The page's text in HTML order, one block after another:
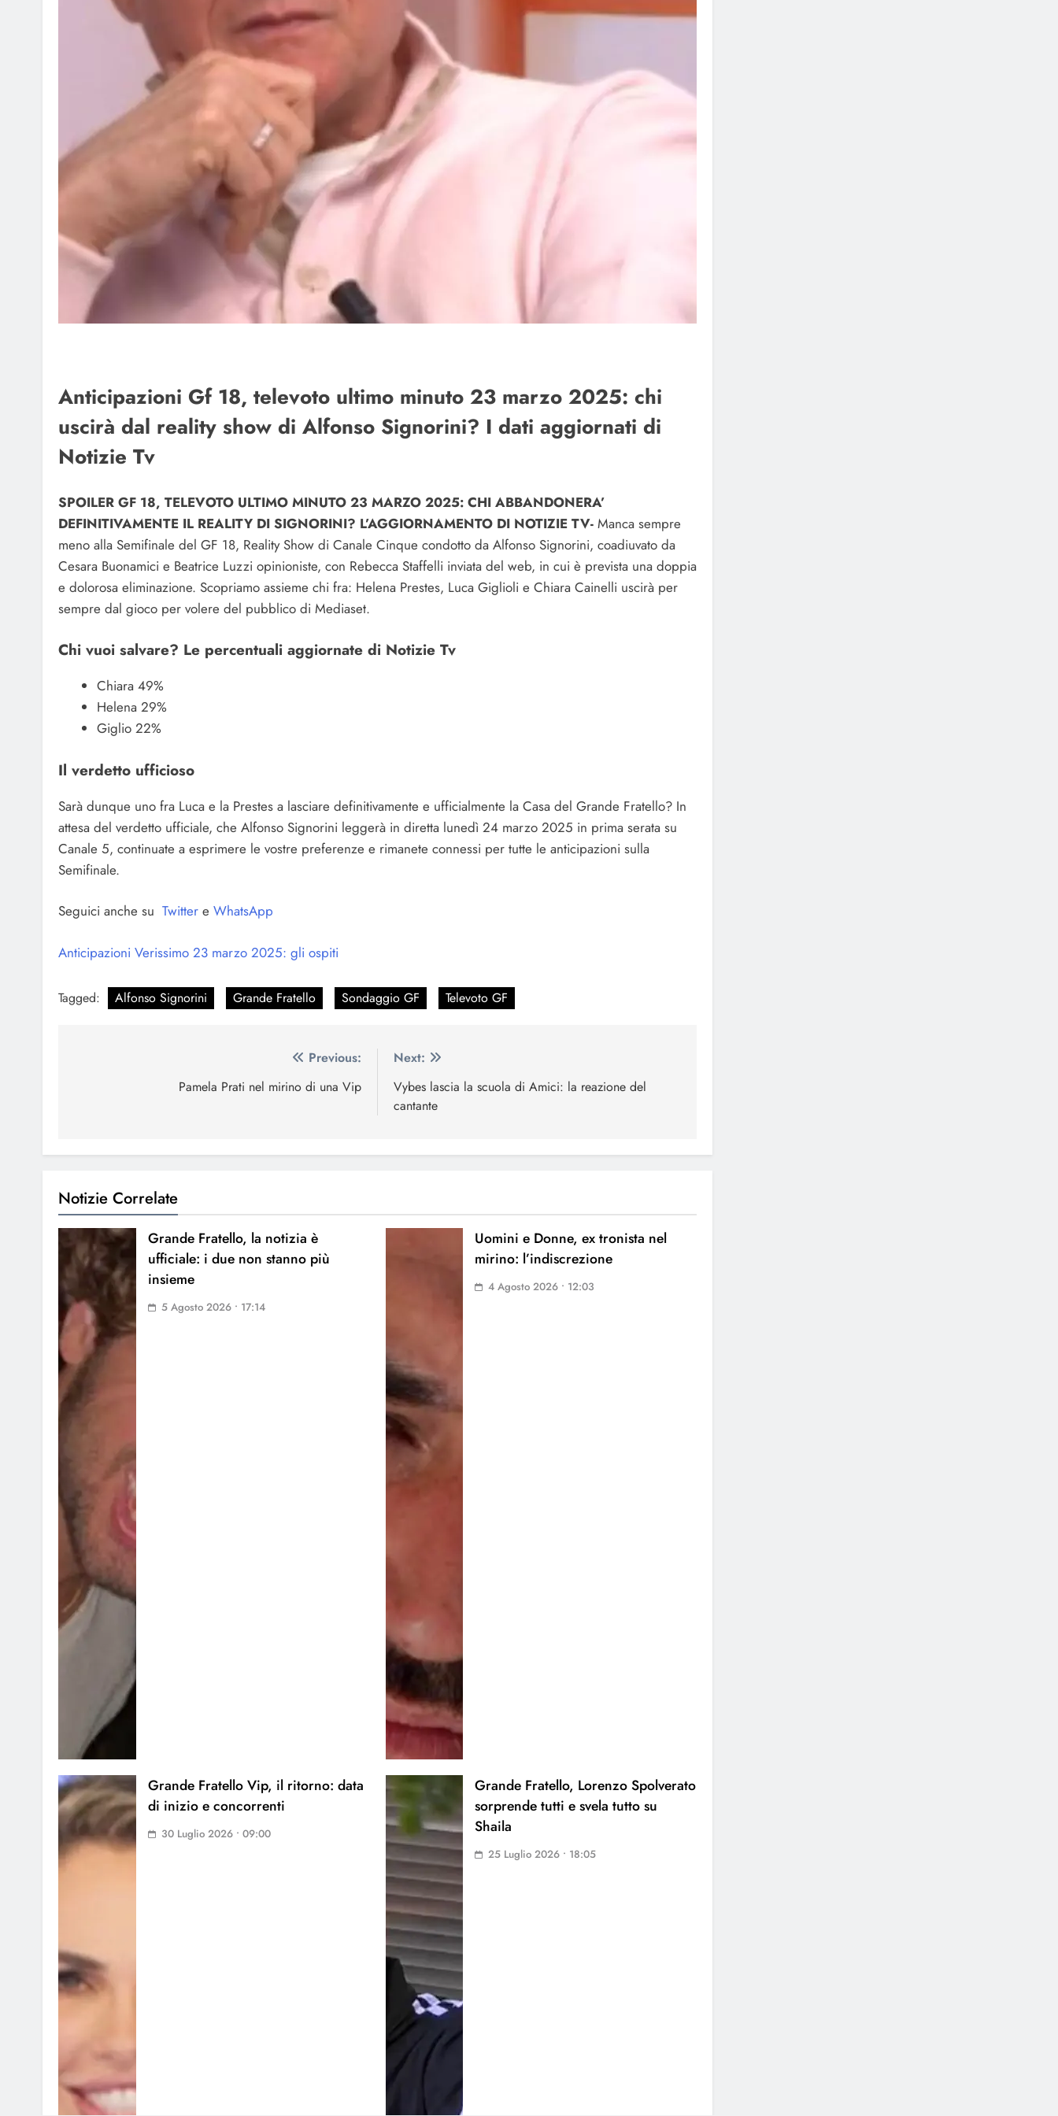
Anticipazioni Gf 18, televoto ultimo minuto 23 marzo 2025: chi
uscirà dal reality show di Alfonso Signorini? I dati aggiornati di
Notizie Tv
SPOILER GF 18, TELEVOTO ULTIMO MINUTO 23 MARZO 2025: CHI ABBANDONERA’
DEFINITIVAMENTE IL REALITY DI SIGNORINI? L’AGGIORNAMENTO DI NOTIZIE TV- Manca sempre
meno alla Semifinale del GF 18, Reality Show di Canale Cinque condotto da Alfonso Signorini, coadiuvato da
Cesara Buonamici e Beatrice Luzzi opinioniste, con Rebecca Staffelli inviata del web, in cui è prevista una doppia
e dolorosa eliminazione. Scopriamo assieme chi fra: Helena Prestes, Luca Giglioli e Chiara Cainelli uscirà per
sempre dal gioco per volere del pubblico di Mediaset.
Chi vuoi salvare? Le percentuali aggiornate di Notizie Tv
Chiara 49%
Helena 29%
Giglio 22%
Il verdetto ufficioso
Sarà dunque uno fra Luca e la Prestes a lasciare definitivamente e ufficialmente la Casa del Grande Fratello? In
attesa del verdetto ufficiale, che Alfonso Signorini leggerà in diretta lunedì 24 marzo 2025 in prima serata su
Canale 5, continuate a esprimere le vostre preferenze e rimanete connessi per tutte le anticipazioni sulla
Semifinale.
Seguici anche su Twitter e WhatsApp
Anticipazioni Verissimo 23 marzo 2025: gli ospiti
Tagged: Alfonso Signorini Grande Fratello Sondaggio GF Televoto GF
Previous:
Pamela Prati nel mirino di una Vip
Next:
Vybes lascia la scuola di Amici: la reazione del
cantante
Notizie Correlate
Grande Fratello, la notizia è
ufficiale: i due non stanno più
insieme
5 Agosto 2026 • 17:14
Uomini e Donne, ex tronista nel
mirino: l’indiscrezione
4 Agosto 2026 • 12:03
Grande Fratello Vip, il ritorno: data
di inizio e concorrenti
30 Luglio 2026 • 09:00
Grande Fratello, Lorenzo Spolverato
sorprende tutti e svela tutto su
Shaila
25 Luglio 2026 • 18:05